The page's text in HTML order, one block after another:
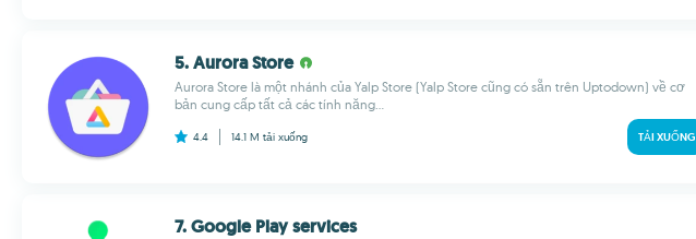
5. Aurora Store
Aurora Store là một nhánh của Yalp Store (Yalp Store cũng có sẵn trên Uptodown) về cơ
bản cung cấp tất cả các tính năng...
4.4 14.1 M tải xuống TẢI XUỐNG
7. Google Play services